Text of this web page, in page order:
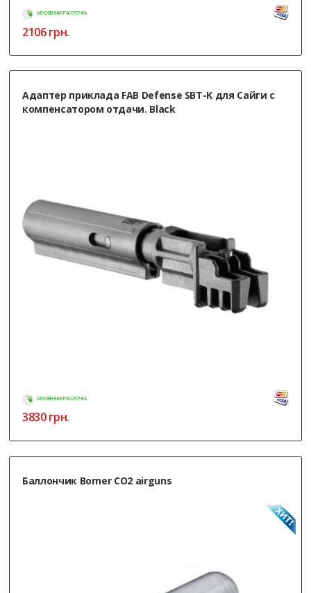
МГНОВЕННАЯ РАССРОЧКА
2106грн.
Адаптер приклада FAB Defense SBT-K для Сайги с
компенсатором отдачи. Black
МГНОВЕННАЯ РАССРОЧКА
3830грн.
Баллончик Borner CO2 airguns